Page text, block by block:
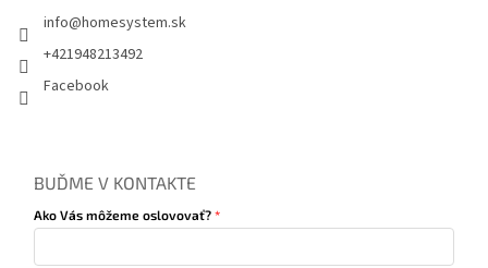
info@homesystem.sk
+421948213492
Facebook
BUĎME V KONTAKTE
Ako Vás môžeme oslovovať?